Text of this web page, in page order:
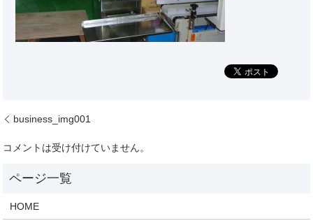
business_img001
コメントは受け付けていません。
HOME